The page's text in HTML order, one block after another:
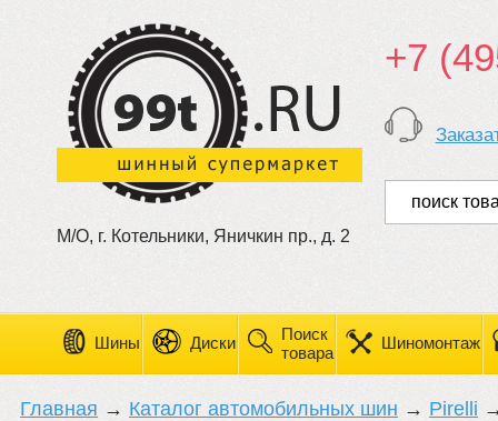
М/О, г. Котельники, Яничкин пр., д. 2
+7
Шины Диски
Поиск
товара
Шиномонтаж
Главная → Каталог автомобильных шин → Pirelli